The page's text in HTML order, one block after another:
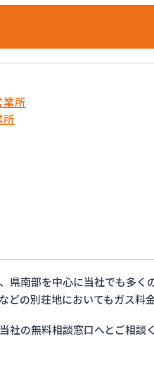
業所
所
県南部を中心に当社でも多
の別荘地においてもガス料
の無料相談窓口へとご相談